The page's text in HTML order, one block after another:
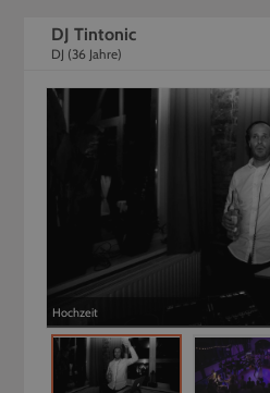
DJ Tintonic
DJ (36 Jahre)
Hochzeit